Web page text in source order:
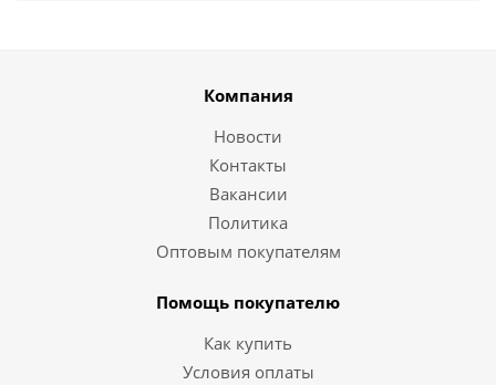
Компания
Новости
Контакты
Вакансии
Политика
Оптовым покупателям
Помощь покупателю
Как купить
Условия оплаты